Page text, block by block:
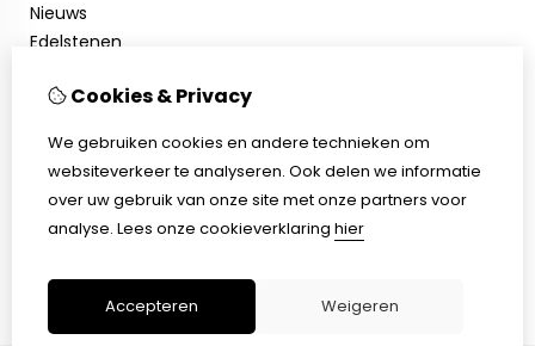
Nieuws
Edelstenen
Mijn account
Bestelhistorie
Klantenservice
Contact
Cookies & Privacy
We gebruiken cookies en andere technieken om
websiteverkeer te analyseren. Ook delen we informatie
over uw gebruik van onze site met onze partners voor
analyse. Lees onze cookieverklaring hier
Accepteren Weigeren